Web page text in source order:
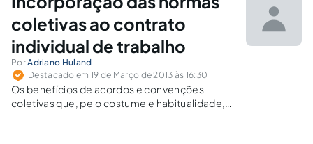
coletivas ao contrato
individual de trabalho
PorAdriano Huland
Destacado em 19 de Março de 2013 às 16:30
Os benefícios de acordos e convenções
coletivas que, pelo costume e habitualidade,
possuam cláusula expressa de cessação de